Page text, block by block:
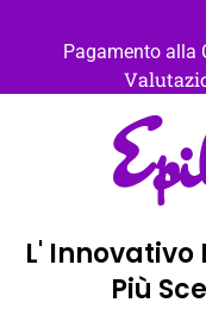
Pagamento alla
L'
Più